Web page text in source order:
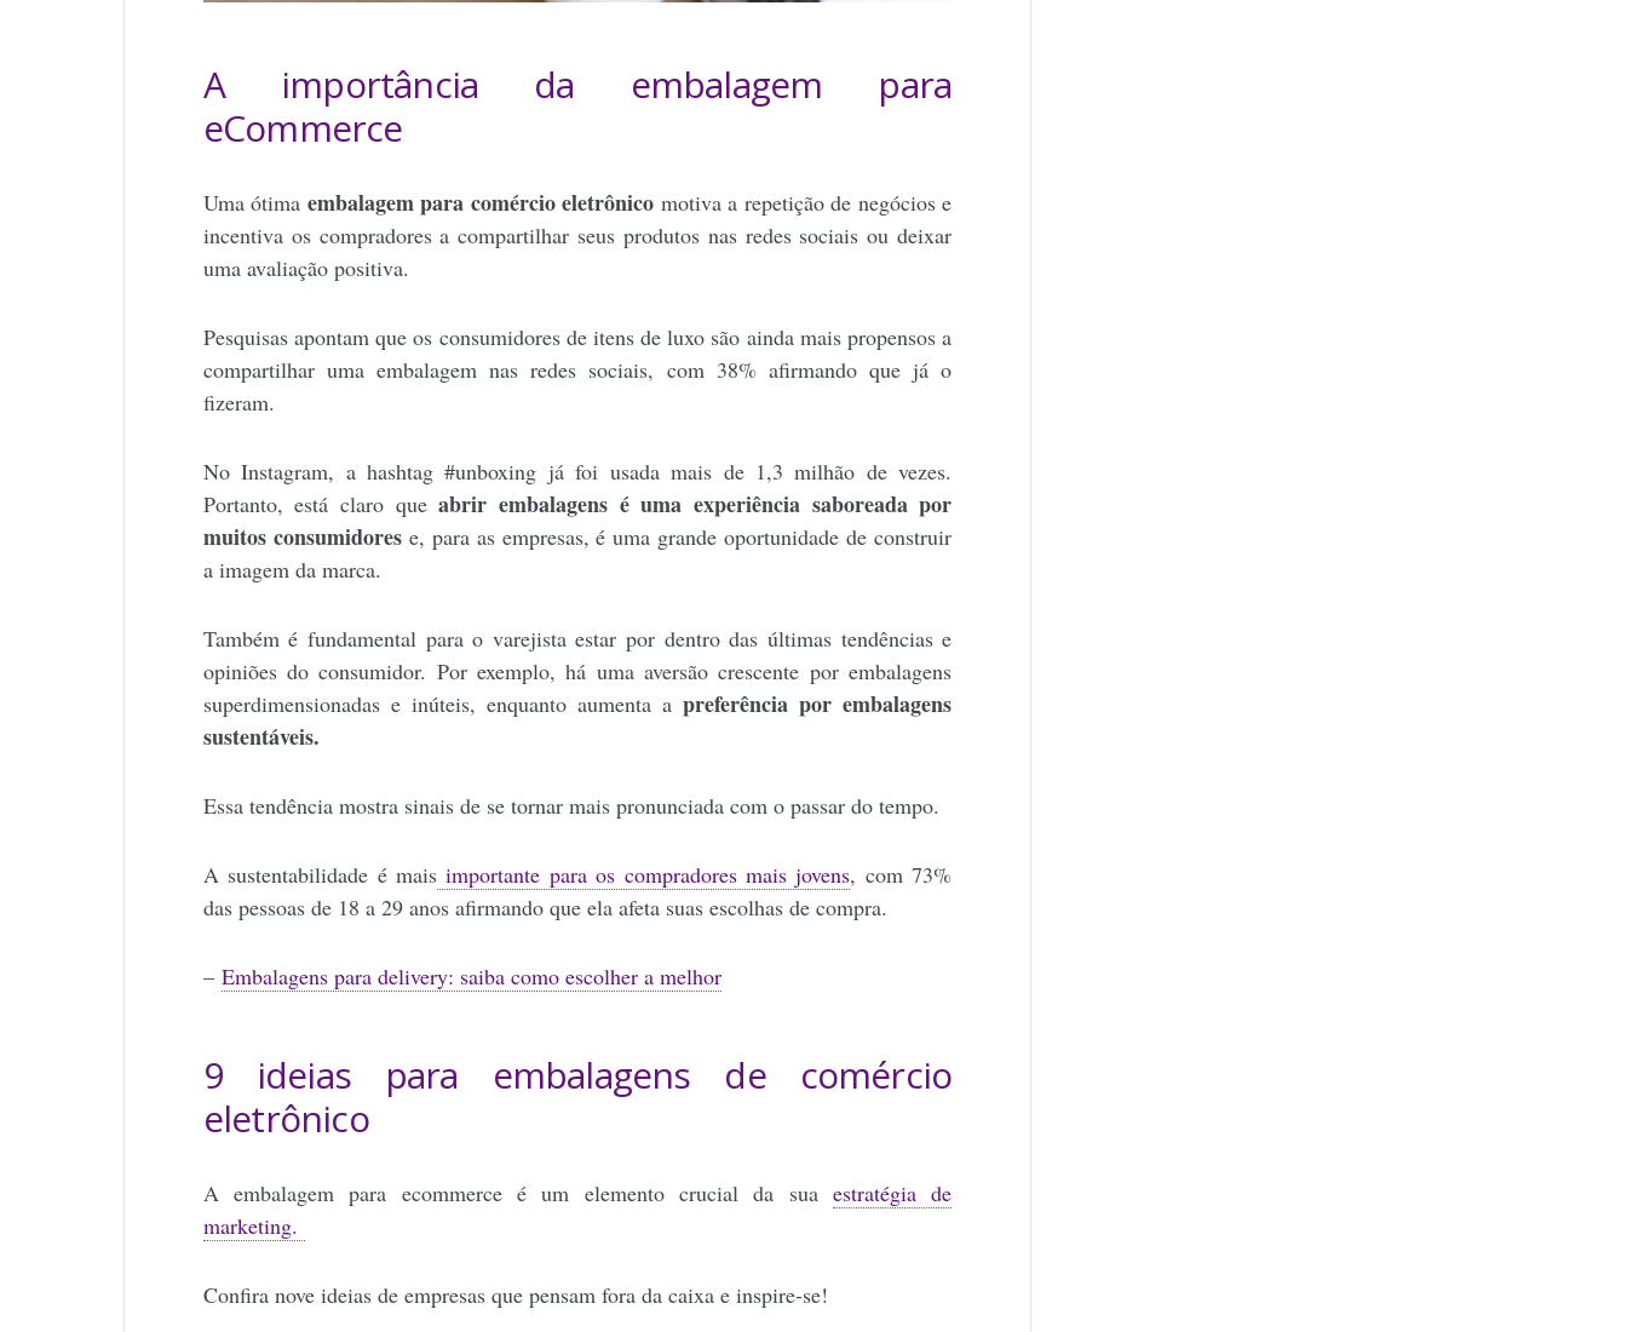
A importância da embalagem para
eCommerce
Uma ótima embalagem para comércio eletrônico motiva a repetição de negócios e
incentiva os compradores a compartilhar seus produtos nas redes sociais ou deixar
uma avaliação positiva.
Pesquisas apontam que os consumidores de itens de luxo são ainda mais propensos a
compartilhar uma embalagem nas redes sociais, com 38% afirmando que já o
fizeram.
No Instagram, a hashtag #unboxing já foi usada mais de 1,3 milhão de vezes.
Portanto, está claro queabrir embalagens é uma experiência saboreada por
muitos consumidores e, para as empresas, é uma grande oportunidade de construir
a imagem da marca.
Também é fundamental para o varejista estar por dentro das últimas tendências e
opiniões do consumidor. Por exemplo, há uma aversão crescente por embalagens
superdimensionadas e inúteis, enquanto aumenta apreferência por embalagens
sustentáveis.
Essa tendência mostra sinais de se tornar mais pronunciada com o passar do tempo.
A sustentabilidade é mais importante para os compradores mais jovens, com73%
das pessoas de 18 a 29 anos afirmando que ela afeta suas escolhas de compra.
– Embalagens para delivery: saiba como escolher a melhor
9 ideias para embalagens de comércio
eletrônico
A embalagem para ecommerce é um elemento crucial da sua estratégia de
marketing.
Confira nove ideias de empresas que pensam fora da caixa e inspire-se!